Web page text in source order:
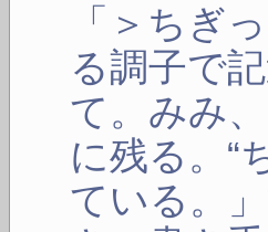
「＞ちぎ
る調子で
て。みみ
に残る。“
ている。